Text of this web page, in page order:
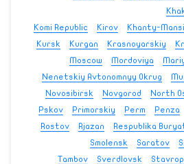
Khanty-
Kirov
Komi Republic
Krasnoyarskiy
Kurgan
Kursk
Mordoviya
Moscow
Nenetskiy Avtonomnyy Okrug
North
Novgorod
Novosibirsk
Penza
Perm
Primorskiy
Pskov
Respublika
Rjazan
Rostov
Saratov
Smolensk
Sverdlovsk
Tambov